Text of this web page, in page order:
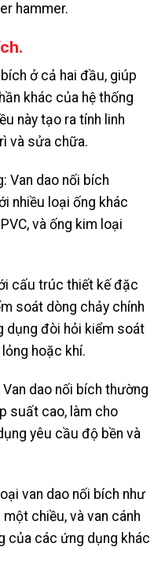
hammer.
ở cả hai đầu, giúp
khác của hệ thống
này tạo ra tính linh
và sửa chữa.
Van dao nối bích
nhiều loại ống khác
và ống kim loại
cấu trúc thiết kế đặc
soát dòng chảy chính
dụng đòi hỏi kiểm soát
hoặc khí.
dao nối bích thường
suất cao, làm cho
yêu cầu độ bền và
van dao nối bích như
chiều, và van cánh
của các ứng dụng khác